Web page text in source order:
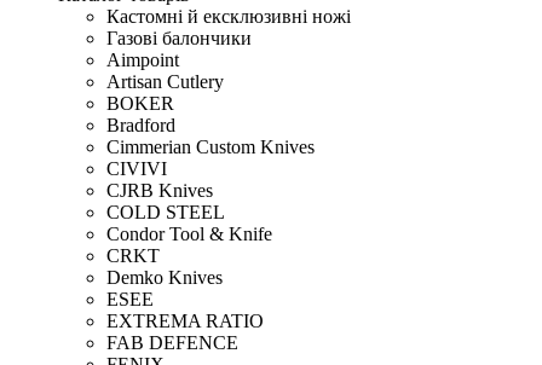
Кастомні й ексклюзивні ножі
Газові балончики
Aimpoint
Artisan Cutlery
BOKER
Bradford
Cimmerian Custom Knives
CIVIVI
CJRB Knives
COLD STEEL
Condor Tool & Knife
CRKT
Demko Knives
ESEE
EXTREMA RATIO
FAB DEFENCE